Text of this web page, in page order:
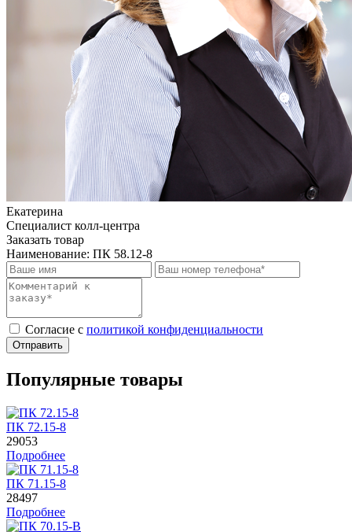
Екатерина
Специалист колл-центра
Заказать товар
Наименование: ПК 58.12-8
Cогласие с политикой конфиденциальности
Отправить
Популярные товары
ПК 72.15-8
29053
Подробнее
ПК 71.15-8
28497
Подробнее